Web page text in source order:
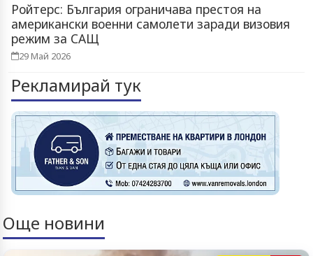
Ройтерс: България ограничава престоя на
американски военни самолети заради визовия
режим за САЩ
29 Май 2026
Рекламирай тук
Още новини